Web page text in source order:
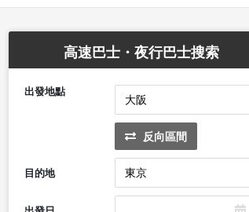
高速巴士・夜行巴士搜索
出發地點
反向區間
目的地